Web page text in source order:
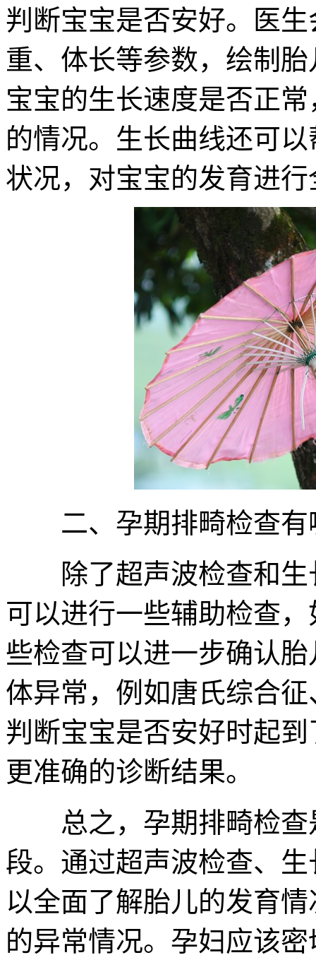
判断宝宝是否安好。医
重、体长等参数，绘制
宝宝的生长速度是否正
的情况。生长曲线还可
状况，对宝宝的发育进
二、孕期排畸检查有
除了超声波检查和生
可以进行一些辅助检查
些检查可以进一步确认
体异常，例如唐氏综合
判断宝宝是否安好时起
更准确的诊断结果。
总之，孕期排畸检查
段。通过超声波检查、
以全面了解胎儿的发育
的异常情况。孕妇应该